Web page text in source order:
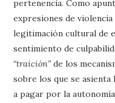
pertenencia. Como
expresiones de
legitimación cultural de
sentimiento de
“traición” de los
sobre los que se
a pagar por la